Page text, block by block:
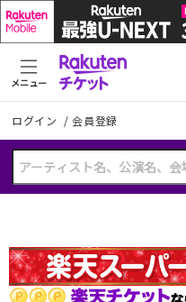
ログイン /会員登録
メニュー